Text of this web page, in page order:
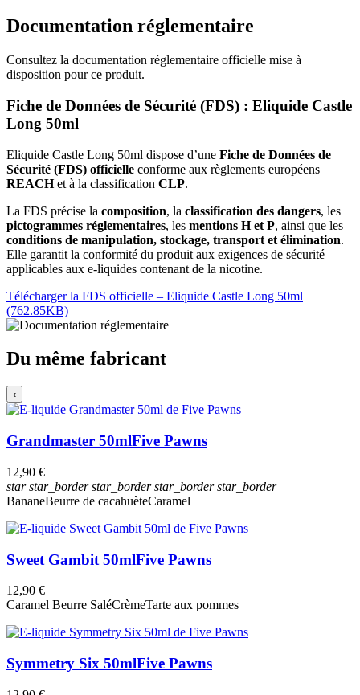
Documentation réglementaire
Consultez la documentation réglementaire officielle mise à
disposition pour ce produit.
Fiche de Données de Sécurité (FDS) : Eliquide Castle
Long 50ml
Eliquide Castle Long 50ml dispose d’une Fiche de Données de
Sécurité (FDS) officielle conforme aux règlements européens
REACHet à la classification CLP.
La FDS précise la composition, la classification des dangers, les
pictogrammes réglementaires, les mentions H et P, ainsi que les
conditions de manipulation, stockage, transport et élimination.
Elle garantit la conformité du produit aux exigences de sécurité
applicables aux e-liquides contenant de la nicotine.
Télécharger la FDS officielle – Eliquide Castle Long 50ml
(762.85KB)
Du même fabricant
‹
Grandmaster 50mlFive Pawns
12,90 €
starstar_borderstar_borderstar_borderstar_border
BananeBeurre de cacahuèteCaramel
Sweet Gambit 50mlFive Pawns
12,90 €
Caramel Beurre SaléCrèmeTarte aux pommes
Symmetry Six 50mlFive Pawns